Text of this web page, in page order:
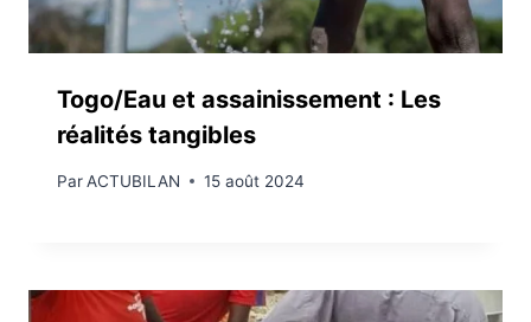
Togo/Eau et assainissement : Les
réalités tangibles
ParACTUBILAN 15 août 2024